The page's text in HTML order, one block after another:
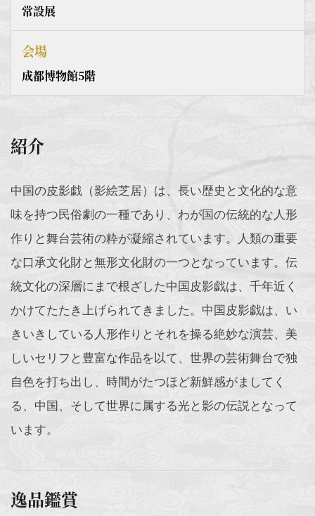
常設展
会場
成都博物館5階
紹介
中国の皮影戯（影絵芝居）は、長い歴史と文化的な意
味を持つ民俗劇の一種であり、わが国の伝統的な人形
作りと舞台芸術の粋が凝縮されています。人類の重要
な口承文化財と無形文化財の一つとなっています。伝
統文化の深層にまで根ざした中国皮影戯は、千年近く
かけてたたき上げられてきました。中国皮影戯は、い
きいきしている人形作りとそれを操る絶妙な演芸、美
しいセリフと豊富な作品を以て、世界の芸術舞台で独
自色を打ち出し、時間がたつほど新鮮感がましてく
る、中国、そして世界に属する光と影の伝説となって
います。
逸品鑑賞